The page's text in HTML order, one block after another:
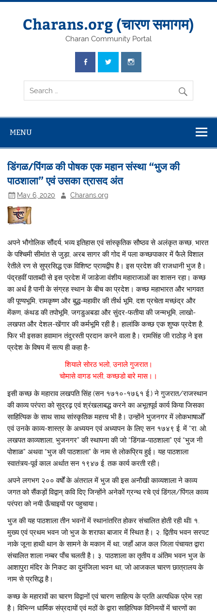
Skip
Charans.org (चारण समागम)
Charan Community Portal
MENU
डिंगळ/पिंगळ की पोषक एक महान संस्था “भुज की
पाठशाला” एवं उसका त्रासद अंत
May 6, 2020 Charans.org
अपने भौगोलिक सौंदर्य, भव्य इतिहास एवं सांस्कृतिक सौष्ठव से अलंकृत कच्छ, भारत
के पश्चिमी सीमांत से जुड़ा, अरब सागर की गोद में पला कच्छपाकार में फैले विशाल
रेतीले रण से सुप्रसिद्ध एक विशिष्ट प्रायद्वीप है। इस प्रदेश की राजधानी भुज है।
पंद्रहवीं पाताब्दी से इस प्रदेश में जाडेजा वंशीय महाराजाओं का शासन रहा। कच्छ
का अर्थ है पानी के संग्रह स्थान के बीच का प्रदेश। कच्छ महाभारत और भागवत
की पूण्यभूमि, रामकृष्ण और बुद्ध-महावीर की तीर्थ भूमि, दश प्रचेता मच्छंद्र और
मेंकण, कंथड की तपोभूमि, जगडुअबडा और सुंदर-फतीया की जन्मभूमि, लाखो-
लखपत और देशल-खेंगार की कर्मभूमि रही है। हालांकि कच्छ एक शुष्क प्रदेश है,
फिर भी इसका हवामान तंदुरस्ती प्रदान करने वाला है। रामसिंह जी राठोड़ ने इस
प्रदेश के विषय में सत्य ही कहा है-
शियाले सोरठ भलो, उनाले गुजरात।
चोमासे वागड भली, कच्छडो बारे मास।।
इसी कच्छ के महाराव लखपति सिंह (सन १७१०-१७६१ ई.) ने गुजरात/राजस्थान
की काव्य परंपरा को सुद्रढ़ एवं श्रंखलाबद्ध करने का अभूतपूर्व कार्य किया जिसका
साहित्यिक के साथ साथ सांस्कृतिक महत्त्व भी है। उन्होंने भुजनगर में लोकभाषाओँ
एवं उनके काव्य-शास्त्र के अध्ययन एवं अध्यापन के लिए सन १७४९ ई. में “रा. ओ.
लखपत काव्यशाला, भुजनगर” की स्थापना की जो “डिंगळ-पाठशाला” एवं “भुज नी
पोशाळ” अथवा “भुज की पाठशाला” के नाम से लोकप्रिय हुई। यह पाठशाला
स्वातंत्र्य-पूर्व काल अर्थात सन १९४७ ई. तक कार्य करती रही।
अपने लगभग २०० वर्षों के अंतराल में भुज की इस अनौखी काव्यशाला ने काव्य
जगत को सैंकड़ों विद्वान् कवि दिए जिन्होंने अनेकों ग्रन्थ रचे एवं डिंगल/पिंगल काव्य
परंपरा को नयी ऊँचाइयों पर पहुचाया।
भुज की यह पाठशाला तीन भवनों में स्थानांतरित होकर संचालित होती रही थीI १.
मुख्य एवं प्रथम भवन जो भुज के शराफा बाजार में स्थित है। २. द्वितीय भवन सरपट
नाके जूना हाथी थान के सामने के मकान में था, जहाँ आज कल जिला पंचायत द्वारा
संचालित शाला नम्बर पाँच चलती है। ३. पाठशाला का तृतीय व अंतिम भवन भुज के
आशापुरा मंदिर के निकट का दुमंजिला भवन था, जो आजकल चारण छात्रालय के
नाम से प्रसिद्ध है।
कच्छ के महारावों का चारण विद्वानों एवं चारण साहित्य के प्रति अत्यधिक प्रेम रहा
है। विभिन्न धार्मिक संप्रदायों एवं मठों के द्वारा साहित्यिक विनिमयों में चारणों का